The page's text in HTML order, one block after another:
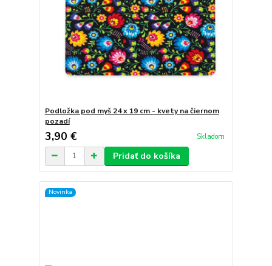
Podložka pod myš 24 x 19 cm - kvety na čiernom
pozadí
3,90 € Skladom
Pridať do košíka
Novinka